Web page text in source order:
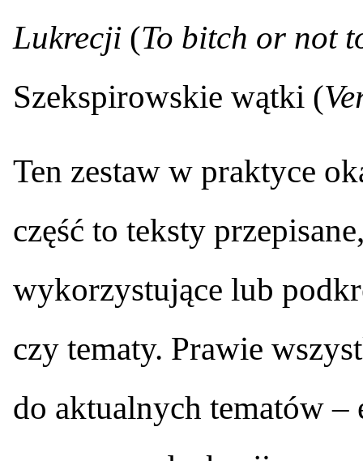
Lukrecji (To bitch or not
Szekspirowskie wątki (
Ten zestaw w praktyce
część to teksty
wykorzystujące lub
czy tematy. Prawie
do aktualnych tematów